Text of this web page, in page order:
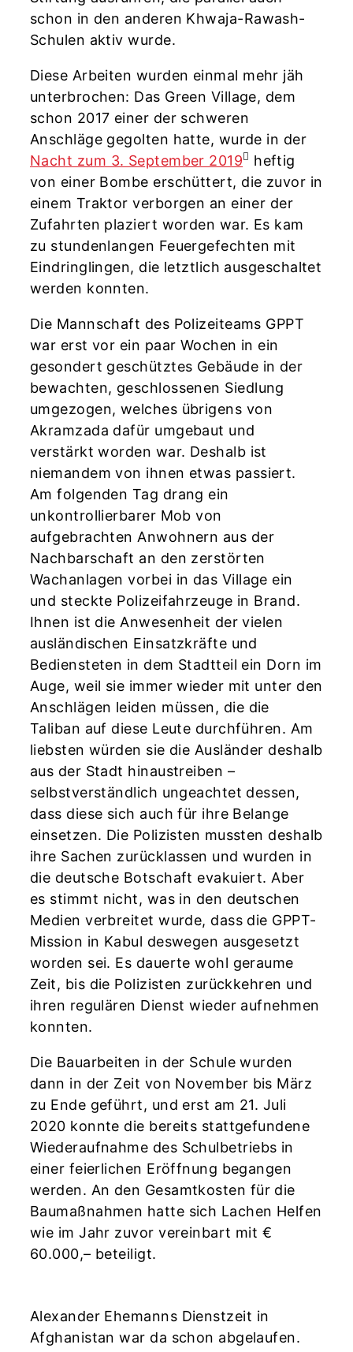
schon in den anderen Khwaja-Rawash-
Schulen aktiv wurde.
Diese Arbeiten wurden einmal mehr jäh
unterbrochen: Das Green Village, dem
schon 2017 einer der schweren
Anschläge gegolten hatte, wurde in der
Nacht zum 3. September 2019
heftig
von einer Bombe erschüttert, die zuvor in
einem Traktor verborgen an einer der
Zufahrten plaziert worden war. Es kam
zu stundenlangen Feuergefechten mit
Eindringlingen, die letztlich ausgeschaltet
werden konnten.
Die Mannschaft des Polizeiteams GPPT
war erst vor ein paar Wochen in ein
gesondert geschütztes Gebäude in der
bewachten, geschlossenen Siedlung
umgezogen, welches übrigens von
Akramzada dafür umgebaut und
verstärkt worden war. Deshalb ist
niemandem von ihnen etwas passiert.
Am folgenden Tag drang ein
unkontrollierbarer Mob von
aufgebrachten Anwohnern aus der
Nachbarschaft an den zerstörten
Wachanlagen vorbei in das Village ein
und steckte Polizeifahrzeuge in Brand.
Ihnen ist die Anwesenheit der vielen
ausländischen Einsatzkräfte und
Bediensteten in dem Stadtteil ein Dorn im
Auge, weil sie immer wieder mit unter den
Anschlägen leiden müssen, die die
Taliban auf diese Leute durchführen. Am
liebsten würden sie die Ausländer deshalb
aus der Stadt hinaustreiben –
selbstverständlich ungeachtet dessen,
dass diese sich auch für ihre Belange
einsetzen. Die Polizisten mussten deshalb
ihre Sachen zurücklassen und wurden in
die deutsche Botschaft evakuiert. Aber
es stimmt nicht, was in den deutschen
Medien verbreitet wurde, dass die GPPT-
Mission in Kabul deswegen ausgesetzt
worden sei. Es dauerte wohl geraume
Zeit, bis die Polizisten zurückkehren und
ihren regulären Dienst wieder aufnehmen
konnten.
Die Bauarbeiten in der Schule wurden
dann in der Zeit von November bis März
zu Ende geführt, und erst am 21. Juli
2020 konnte die bereits stattgefundene
Wiederaufnahme des Schulbetriebs in
einer feierlichen Eröffnung begangen
werden. An den Gesamtkosten für die
Baumaßnahmen hatte sich Lachen Helfen
wie im Jahr zuvor vereinbart mit €
60.000,– beteiligt.
Alexander Ehemanns Dienstzeit in
Afghanistan war da schon abgelaufen.